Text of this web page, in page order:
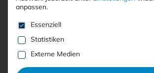
Alle Beiträge mit dem
Schlagwort “CVE-
Yii Framework”
anpassen.
Es folgt eine Liste der Service-
Essenziell
Statistiken
Externe Medien